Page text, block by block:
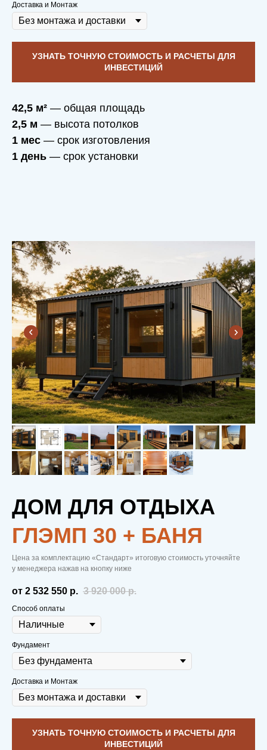
Доставка и Монтаж
УЗНАТЬ ТОЧНУЮ СТОИМОСТЬ И РАСЧЕТЫ ДЛЯ
ИНВЕСТИЦИЙ
42,5 м² — общая площадь
2,5 м — высота потолков
1 мес — срок изготовления
1 день — срок установки
ДОМ ДЛЯ ОТДЫХА
ГЛЭМП 30 + БАНЯ
Цена за комплектацию «Стандарт» итоговую стоимость уточняйте
у менеджера нажав на кнопку ниже
от 2 532 550 р. 3 920 000 р.
Способ оплаты
Фундамент
Доставка и Монтаж
УЗНАТЬ ТОЧНУЮ СТОИМОСТЬ И РАСЧЕТЫ ДЛЯ
ИНВЕСТИЦИЙ